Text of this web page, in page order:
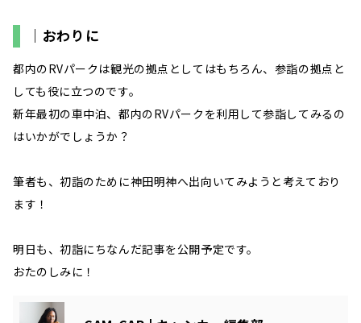
｜おわりに
都内のRVパークは観光の拠点としてはもちろん、参詣の拠点と
しても役に立つのです。
新年最初の車中泊、都内のRVパークを利用して参詣してみるの
はいかがでしょうか？
筆者も、初詣のために神田明神へ出向いてみようと考えており
ます！
明日も、初詣にちなんだ記事を公開予定です。
おたのしみに！